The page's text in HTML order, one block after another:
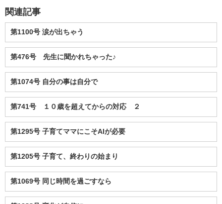
関連記事
第1100号 涙が出ちゃう
第476号 先生に聞かれちゃった♪
第1074号 自分の事は自分で
第741号 １０歳を超えてからの対応 ２
第1295号 子育てママにこそAIが必要
第1205号 子育て、終わりの始まり
第1069号 同じ時間を過ごすなら